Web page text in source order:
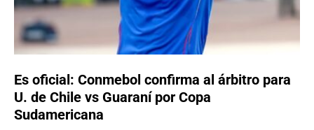
Es oficial: Conmebol confirma al árbitro para
U. de Chile vs Guaraní por Copa
Sudamericana